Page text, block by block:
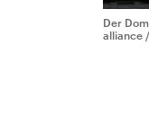
Der
alliance